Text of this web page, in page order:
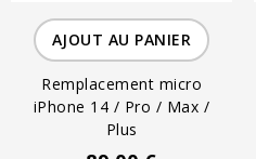
AJOUT AU PANIER
Remplacement micro
iPhone 14 / Pro / Max /
Plus